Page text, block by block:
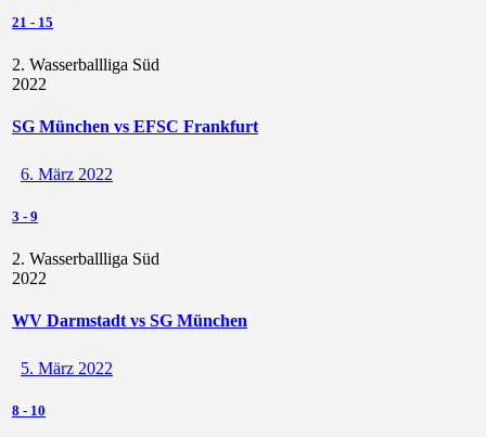
21 - 15
2. Wasserballliga Süd
2022
SG München vs EFSC Frankfurt
6. März 2022
3 - 9
2. Wasserballliga Süd
2022
WV Darmstadt vs SG München
5. März 2022
8 - 10